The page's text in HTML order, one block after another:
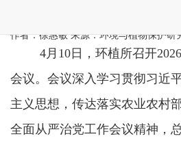
作者：徐惠敏 来源：环境与植物保护
4月 10 日，环植所召开2026
会议。会议深入学习贯彻习近
主义思想，传达落实农业农村
全面从严治党工作会议精神，